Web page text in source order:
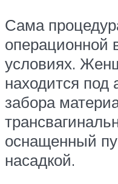
Сама
операционной
условиях.
находится под
забора
оснащенный
насадкой.